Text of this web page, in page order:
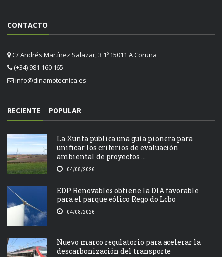
CONTACTO
C/ Andrés Martínez Salazar, 3 1º 15011 A Coruña
(+34) 981 160 165
info@dinamotecnica.es
RECIENTE POPULAR
La Xunta publica una guía pionera para
unificar los criterios de evaluación
ambiental de proyectos ...
04/08/2026
EDP Renovables obtiene la DIA favorable
para el parque eólico Rego do Lobo
04/08/2026
Nuevo marco regulatorio para acelerar la
descarbonización del transporte